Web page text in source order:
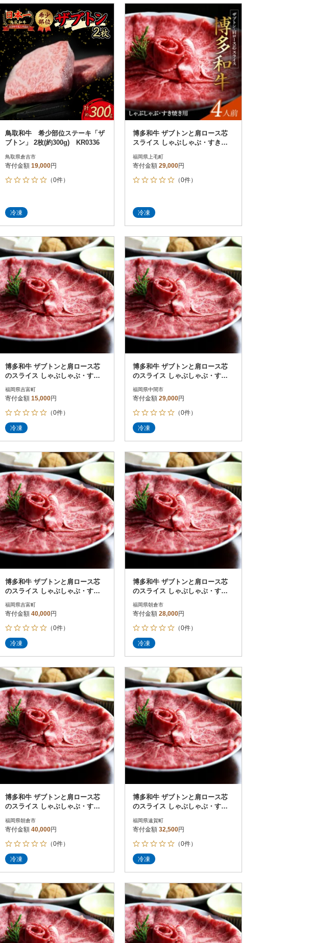
鳥取和牛 希少部位ステーキ「ザ
ブトン」 2枚(約300g) KR0336
鳥取県倉吉市
寄付金額 19,000円
（0件）
冷凍
博多和牛 ザブトンと肩ロース芯
スライス しゃぶしゃぶ・すき焼
福岡県上毛町
寄付金額 29,000円
（0件）
冷凍
博多和牛 ザブトンと肩ロース芯
のスライス しゃぶしゃぶ・すき
福岡県吉富町
寄付金額 15,000円
（0件）
冷凍
博多和牛 ザブトンと肩ロース芯
のスライス しゃぶしゃぶ・すき
福岡県中間市
寄付金額 29,000円
（0件）
冷凍
博多和牛 ザブトンと肩ロース芯
のスライス しゃぶしゃぶ・すき
福岡県吉富町
寄付金額 40,000円
（0件）
冷凍
博多和牛 ザブトンと肩ロース芯
のスライス しゃぶしゃぶ・すき
福岡県朝倉市
寄付金額 28,000円
（0件）
冷凍
博多和牛 ザブトンと肩ロース芯
のスライス しゃぶしゃぶ・すき
福岡県朝倉市
寄付金額 40,000円
（0件）
冷凍
博多和牛 ザブトンと肩ロース芯
のスライス しゃぶしゃぶ・すき
福岡県遠賀町
寄付金額 32,500円
（0件）
冷凍